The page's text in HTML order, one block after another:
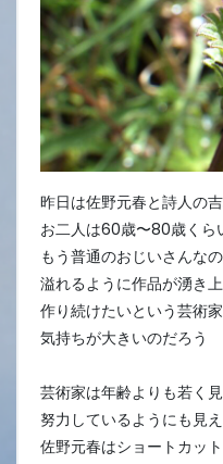
昨日は佐野元春と詩人の
お二人は60歳〜80歳くら
もう普通のおじいさんな
溢れるように作品が湧き
作り続けたいという芸術
気持ちが大きいのだろう
芸術家は年齢よりも若く
努力しているようにも見
佐野元春はショートカッ